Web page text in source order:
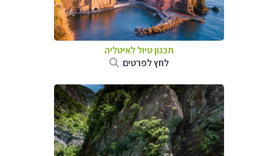
תכנון טיול לאיטליה
לחץ לפרטים